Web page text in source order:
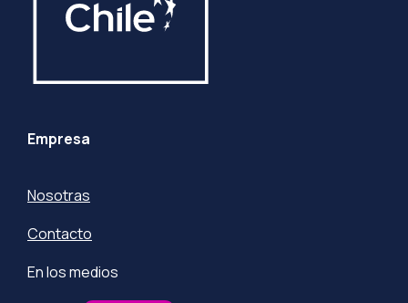
Empresa
Nosotras
Contacto
En los medios